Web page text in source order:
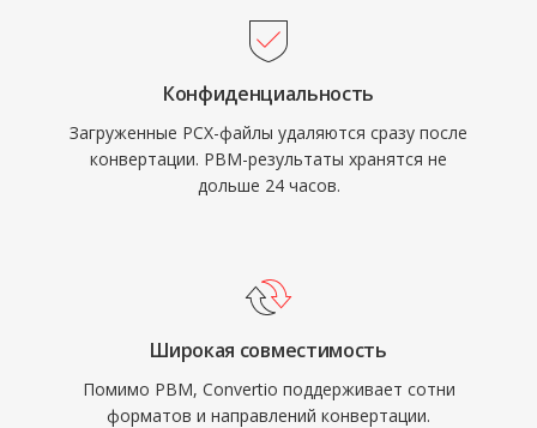
Конфиденциальность
Загруженные PCX-файлы удаляются сразу после
конвертации. PBM-результаты хранятся не
дольше 24 часов.
Широкая совместимость
Помимо PBM, Convertio поддерживает сотни
форматов и направлений конвертации.